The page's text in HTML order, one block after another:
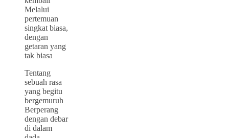
Melalui
pertemuan
singkat biasa,
dengan
getaran yang
tak biasa
Tentang
sebuah rasa
yang begitu
bergemuruh
Berperang
dengan debar
di dalam